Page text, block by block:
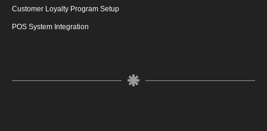
Customer Loyalty Program Setup
POS System Integration